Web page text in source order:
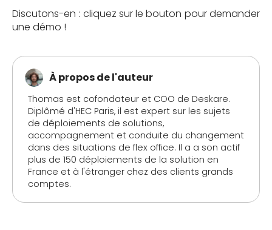
Discutons-en : cliquez sur le bouton pour demander
une démo !
À propos de l'auteur
Thomas est cofondateur et COO de Deskare.
Diplômé d'HEC Paris, il est expert sur les sujets
de déploiements de solutions,
accompagnement et conduite du changement
dans des situations de flex office. Il a a son actif
plus de 150 déploiements de la solution en
France et à l'étranger chez des clients grands
comptes.